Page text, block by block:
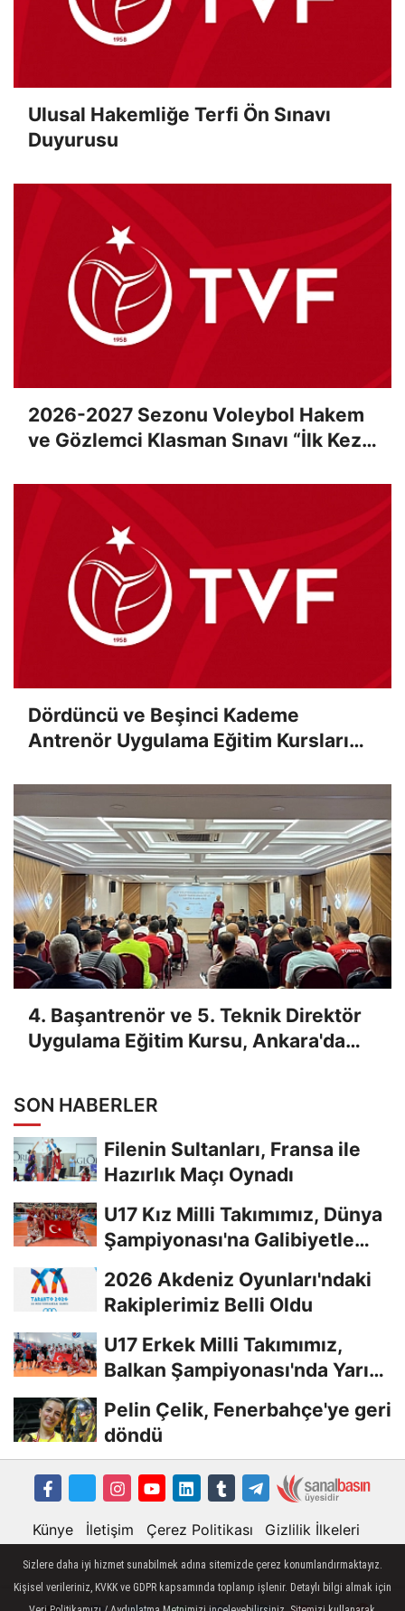
Ulusal Hakemliğe Terfi Ön Sınavı
Duyurusu
2026-2027 Sezonu Voleybol Hakem
ve Gözlemci Klasman Sınavı “İlk Kez”
Dördüncü ve Beşinci Kademe
Antrenör Uygulama Eğitim Kursları
4. Başantrenör ve 5. Teknik Direktör
Uygulama Eğitim Kursu, Ankara'da
SON HABERLER
Filenin Sultanları, Fransa ile
Hazırlık Maçı Oynadı
U17 Kız Milli Takımımız, Dünya
Şampiyonası'na Galibiyetle
2026 Akdeniz Oyunları'ndaki
Rakiplerimiz Belli Oldu
U17 Erkek Milli Takımımız,
Balkan Şampiyonası'nda Yarı
Pelin Çelik, Fenerbahçe'ye geri
döndü
Künye İletişim Çerez Politikası Gizlilik İlkeleri
Sizlere daha iyi hizmet sunabilmek adına sitemizde çerez konumlandırmaktayız.
Kişisel verileriniz, KVKK ve GDPR kapsamında toplanıp işlenir. Detaylı bilgi almak için